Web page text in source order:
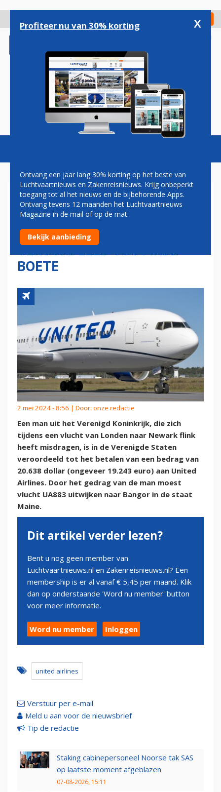
gaan
Check in
Magazine Podcasts Vacatures
PASSAGIER DIE STAMPIJ
SCHOPTE OP UNITED
AIRLINES-VLUCHT
VEROORDEELD TOT FIKSE
BOETE
2 mei 2024 - 8:56 | Door: onze redactie
Een man uit het Verenigd Koninkrijk, die zich
tijdens een vlucht van Londen naar Newark flink
heeft misdragen, is in de Verenigde Staten
veroordeeld tot het betalen van een bedrag van
20.638 dollar (ongeveer 19.243 euro) aan United
Airlines. Door het gedrag van de man moest
vlucht UA883 uitwijken naar Bangor in de staat
Maine.
Dit artikel verder lezen?
Bent u nog geen member van
Luchtvaartnieuws.nl en Zakenreisnieuws.nl? Een
membership is er al vanaf € 5,45 per maand. Klik
dan op onderstaande 'Word nu member' button
voor meer informatie.
Word nu member Inloggen
united airlines
Verstuur per e-mail
Meld u aan voor de nieuwsbrief
Tip de redactie
Staking cabinepersoneel Noorse tak SAS
op laatste moment afgeblazen
07-08-2026, 15:11
Profiteer nu van 30% korting x
Ontvang een jaar lang 30% korting op het beste van
Luchtvaartnieuws en Zakenreisnieuws. Krijg onbeperkt
toegang tot al het nieuws en de bijbehorende Apps.
Ontvang tevens 12 maanden het Luchtvaartnieuws
Magazine in de mail of op de mat.
Bekijk aanbieding